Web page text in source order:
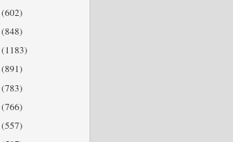
(602)
(848)
(1183)
(891)
(783)
(766)
(557)